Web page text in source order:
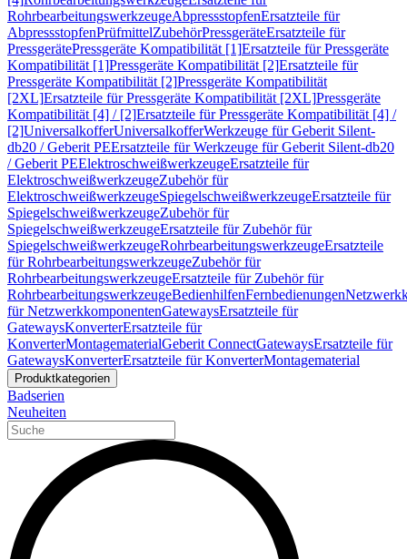
RohrbearbeitungswerkzeugeAbpressstopfenErsatzteile für
AbpressstopfenPrüfmittelZubehörPressgeräteErsatzteile für
PressgerätePressgeräte Kompatibilität [1]Ersatzteile für Pressgeräte
Kompatibilität [1]Pressgeräte Kompatibilität [2]Ersatzteile für
Pressgeräte Kompatibilität [2]Pressgeräte Kompatibilität
[2XL]Ersatzteile für Pressgeräte Kompatibilität [2XL]Pressgeräte
Kompatibilität [4] / [2]Ersatzteile für Pressgeräte Kompatibilität [4] /
[2]UniversalkofferUniversalkofferWerkzeuge für Geberit Silent-
db20 / Geberit PEErsatzteile für Werkzeuge für Geberit Silent-db20
/ Geberit PEElektroschweißwerkzeugeErsatzteile für
ElektroschweißwerkzeugeZubehör für
ElektroschweißwerkzeugeSpiegelschweißwerkzeugeErsatzteile für
SpiegelschweißwerkzeugeZubehör für
SpiegelschweißwerkzeugeErsatzteile für Zubehör für
SpiegelschweißwerkzeugeRohrbearbeitungswerkzeugeErsatzteile
für RohrbearbeitungswerkzeugeZubehör für
RohrbearbeitungswerkzeugeErsatzteile für Zubehör für
RohrbearbeitungswerkzeugeBedienhilfenFernbedienungen
für NetzwerkkomponentenGatewaysErsatzteile für
GatewaysKonverterErsatzteile für
KonverterMontagematerialGeberit ConnectGatewaysErsatzteile für
GatewaysKonverterErsatzteile für KonverterMontagematerial
Produktkategorien
Badserien
Neuheiten